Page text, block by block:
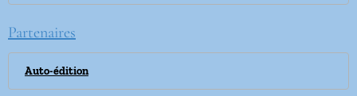
Partenaires
Auto-édition